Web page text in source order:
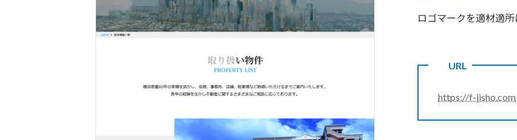
ロゴマークを適材適
URL
https://f-jisho.com